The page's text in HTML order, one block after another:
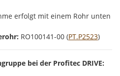
erfolgt mit einem Rohr unten
RO100141-00 (PT.P2523)
bei der Profitec DRIVE: